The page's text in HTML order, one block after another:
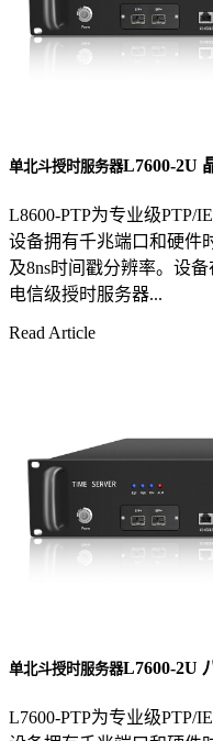
单北斗授时服务器L7600-2U
L8600-PTP为专业级PTP/
设备拥有千兆端口和硬件
及8ns时间戳分辨率。设
电信级授时服务器...
Read Article
单北斗授时服务器L7600-2U
L7600-PTP为专业级PTP/